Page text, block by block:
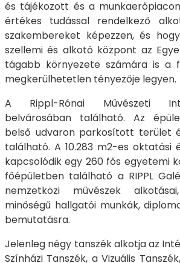
és tájékozott és a
értékes tudással rendelkező
szakembereket képezzen, és
szellemi és alkotó központ az
tágabb környezete számára is a
megkerülhetetlen tényezője legyen.
A Rippl-Rónai Művészeti
belvárosában található. Az
belső udvaron parkosított terület
található. A 10.283 m2-es oktatási
kapcsolódik egy 260 fős egyetemi
főépületben található a RIPPL
nemzetközi művészek
minőségű hallgatói munkák,
bemutatásra.
Jelenleg négy tanszék alkotja az
Színházi Tanszék, a Vizuális